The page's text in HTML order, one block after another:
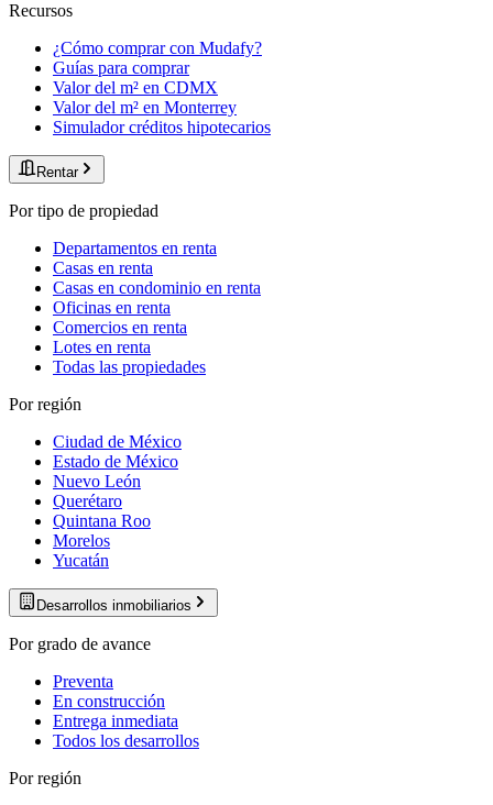
Recursos
¿Cómo comprar con Mudafy?
Guías para comprar
Valor del m² en CDMX
Valor del m² en Monterrey
Simulador créditos hipotecarios
Rentar
Por tipo de propiedad
Departamentos en renta
Casas en renta
Casas en condominio en renta
Oficinas en renta
Comercios en renta
Lotes en renta
Todas las propiedades
Por región
Ciudad de México
Estado de México
Nuevo León
Querétaro
Quintana Roo
Morelos
Yucatán
Desarrollos inmobiliarios
Por grado de avance
Preventa
En construcción
Entrega inmediata
Todos los desarrollos
Por región